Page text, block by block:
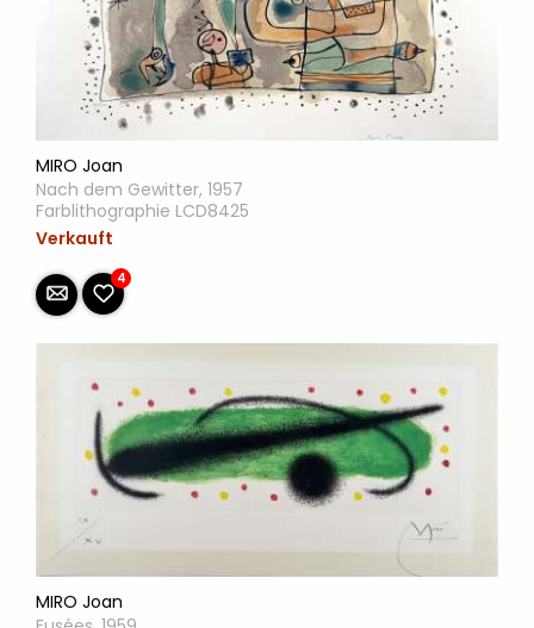
MIRO Joan
Nach dem Gewitter, 1957
Farblithographie LCD8425
Verkauft
4
MIRO Joan